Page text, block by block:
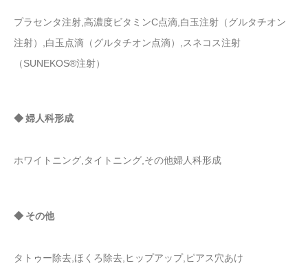
プラセンタ注射,高濃度ビタミンC点滴,白玉注射（グルタチオン
注射）,白玉点滴（グルタチオン点滴）,スネコス注射
（SUNEKOS®注射）
◆ 婦人科形成
ホワイトニング,タイトニング,その他婦人科形成
◆ その他
タトゥー除去,ほくろ除去,ヒップアップ,ピアス穴あけ